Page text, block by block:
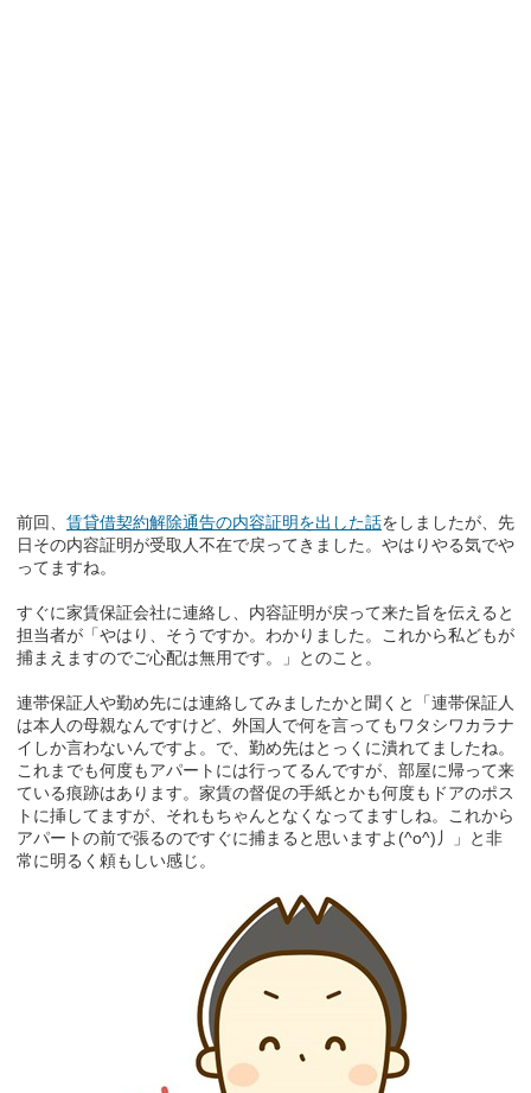
前回、 賃貸借契約解除通告の内容証明を出した話をしましたが、先
日その内容証明が受取人不在で戻ってきました。やはりやる気でや
ってますね。
すぐに家賃保証会社に連絡し、内容証明が戻って来た旨を伝えると
担当者が「やはり、そうですか。わかりました。これから私どもが
捕まえますのでご心配は無用です。」とのこと。
連帯保証人や勤め先には連絡してみましたかと聞くと「連帯保証人
は本人の母親なんですけど、外国人で何を言ってもワタシワカラナ
イしか言わないんですよ。で、勤め先はとっくに潰れてましたね。
これまでも何度もアパートには行ってるんですが、部屋に帰って来
ている痕跡はあります。家賃の督促の手紙とかも何度もドアのポス
トに挿してますが、それもちゃんとなくなってますしね。これから
アパートの前で張るのですぐに捕まると思いますよ(^o^)丿」と非
常に明るく頼もしい感じ。